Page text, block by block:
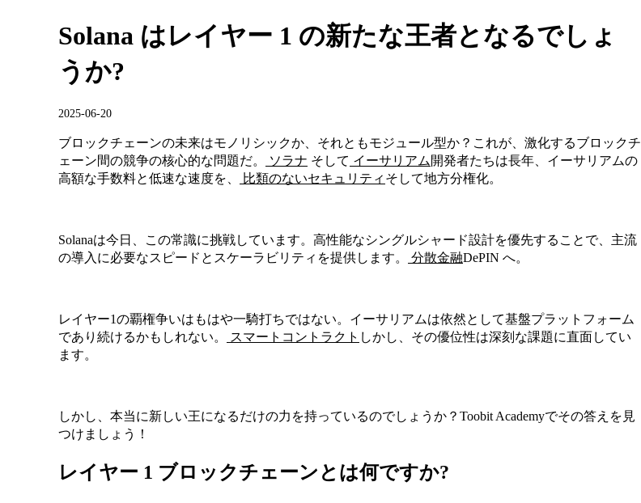
Solana はレイヤー 1 の新たな王者となるでしょ
うか?
2025-06-20
ブロックチェーンの未来はモノリシックか、それともモジュール型か？これが、激化するブロックチ
ェーン間の競争の核心的な問題だ。
ソラナ そして イーサリアム開発者たちは長年、イーサリアムの
高額な手数料と低速な速度を、
比類のないセキュリティ そして地方分権化。
Solanaは今日、この常識に挑戦しています。高性能なシングルシャード設計を優先することで、主流
の導入に必要なスピードとスケーラビリティを提供します。
分散金融DePIN へ。
レイヤー1の覇権争いはもはや一騎打ちではない。イーサリアムは依然として基盤プラットフォーム
であり続けるかもしれない。
スマートコントラクト しかし、その優位性は深刻な課題に直面してい
ます。
しかし、本当に新しい王になるだけの力を持っているのでしょうか？Toobit Academyでその答えを見
つけましょう！
レイヤー 1 ブロックチェーンとは何ですか?